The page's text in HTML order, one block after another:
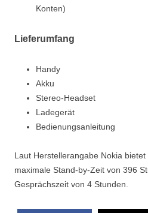
Konten)
Lieferumfang
Handy
Akku
Stereo-Headset
Ladegerät
Bedienungsanleitung
Laut Herstellerangabe Nokia
maximale Stand-by-Zeit von 396
Gesprächszeit von 4 Stunden.